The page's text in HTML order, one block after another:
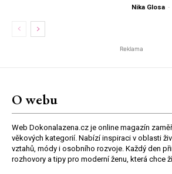
Nika Glosa -
Reklama
O webu
Web Dokonalazena.cz je online magazín
věkových kategorií. Nabízí inspiraci v oblasti
vztahů, módy i osobního rozvoje. Každý den
rozhovory a tipy pro moderní ženu, která chce